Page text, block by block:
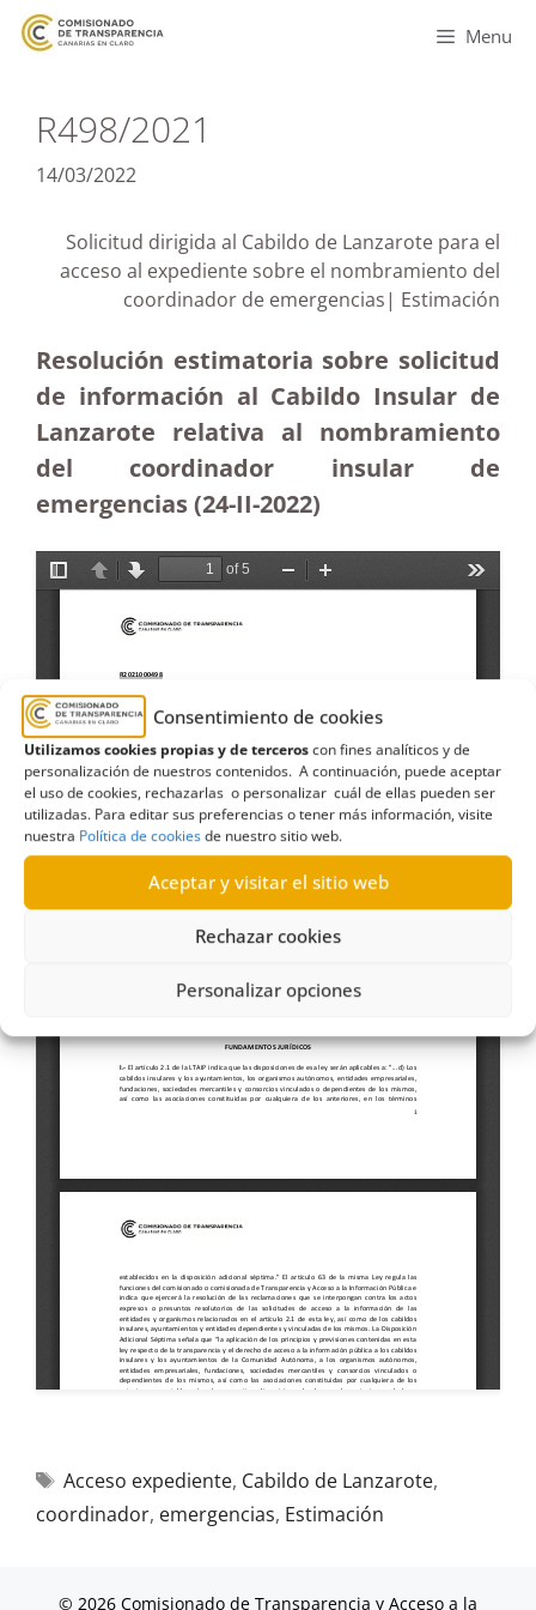
Consentimiento de cookies
Utilizamos cookies propias y de terceroscon fines analíticos y de
personalización de nuestros contenidos. A continuación, puede aceptar
el uso de cookies, rechazarlas o personalizar cuál de ellas pueden ser
utilizadas. Para editar sus preferencias o tener más información, visite
nuestra Política de cookiesde nuestro sitio web.
Aceptar y visitar el sitio web
Rechazar cookies
Personalizar opciones
Menu
R498/2021
14/03/2022
Solicitud dirigida al Cabildo de Lanzarote para el
acceso al expediente sobre el nombramiento del
coordinador de emergencias| Estimación
Resolución estimatoria sobre solicitud
de información al Cabildo Insular de
Lanzarote relativa al nombramiento
del coordinador insular de
emergencias (24-II-2022)
Acceso expediente, Cabildo de Lanzarote,
coordinador, emergencias, Estimación
© 2026 Comisionado de Transparencia y Acceso a la